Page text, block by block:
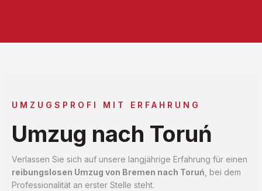
UMZUGSPROFI MIT ERFAHRUNG
Umzug nach Toruń
Verlassen Sie sich auf unsere langjährige Erfahrung für einen
reibungslosen Umzug von Bremen nach Toruń , bei dem
Professionalität an erster Stelle steht.